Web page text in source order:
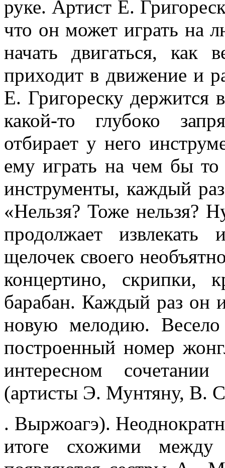
руке. Артист Е.
что он может играть на
начать дви­гаться, как
приходит в движение и
Е. Григореску
какой-то глубоко
отбирает у него
ему играть на чем бы
инструменты, каж­дый
«Нельзя? Тоже нельзя?
продолжает
щелочек своего
концертино, скрипки,
барабан. Каждый раз он
новую ме­лодию. Весело
построенный номер
интересном
(артисты Э. Мун­тяну, В.
. Выржоагэ).
итоге схожими